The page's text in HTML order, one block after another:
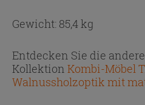
Gewicht: 85,4 kg
Entdecken Sie die
Kollektion Kombi-Möbel
Walnussholzoptik mit